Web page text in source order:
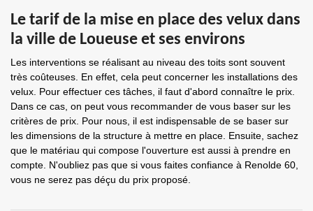
Le tarif de la mise en place des velux dans
la ville de Loueuse et ses environs
Les interventions se réalisant au niveau des toits sont souvent
très coûteuses. En effet, cela peut concerner les installations des
velux. Pour effectuer ces tâches, il faut d'abord connaître le prix.
Dans ce cas, on peut vous recommander de vous baser sur les
critères de prix. Pour nous, il est indispensable de se baser sur
les dimensions de la structure à mettre en place. Ensuite, sachez
que le matériau qui compose l'ouverture est aussi à prendre en
compte. N'oubliez pas que si vous faites confiance à Renolde 60,
vous ne serez pas déçu du prix proposé.